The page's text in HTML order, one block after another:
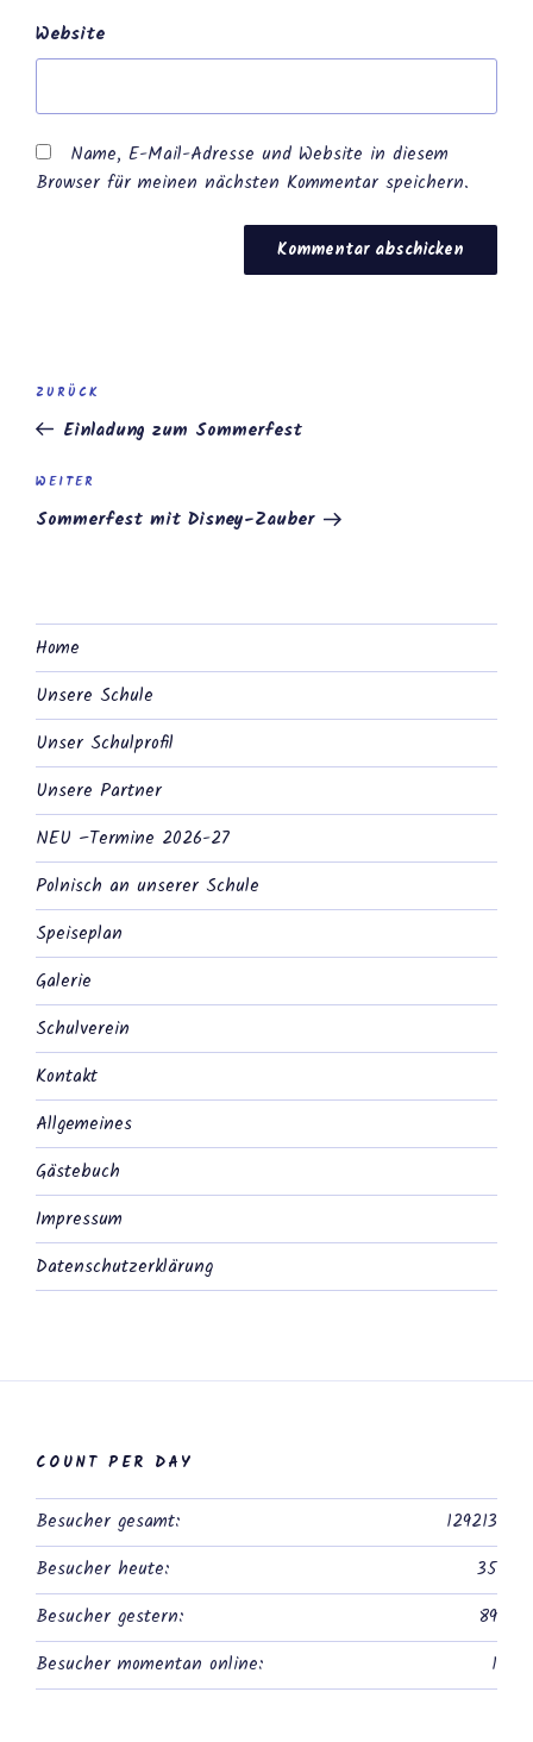
Website
Name, E-Mail-Adresse und Website in diesem
Browser für meinen nächsten Kommentar speichern.
Beitragsnavigation
Vorheriger
Beitrag
ZURÜCK
Einladung zum Sommerfest
Nächster
Beitrag
WEITER
Sommerfest mit Disney-Zauber
Home
Unsere Schule
Unser Schulprofil
Unsere Partner
NEU –Termine 2026-27
Polnisch an unserer Schule
Speiseplan
Galerie
Schulverein
Kontakt
Allgemeines
Gästebuch
Impressum
Datenschutzerklärung
COUNT PER DAY
129213
Besucher gesamt:
35
Besucher heute:
89
Besucher gestern:
1
Besucher momentan online: